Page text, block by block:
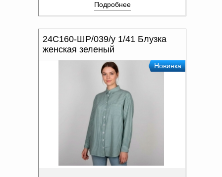
Подробнее
24С160-ШР/039/у 1/41 Блузка
женская зеленый
Новинка